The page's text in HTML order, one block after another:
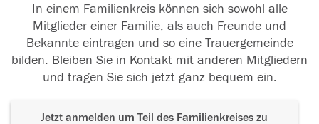
In einem Familienkreis können sich sowohl alle
Mitglieder einer Familie, als auch Freunde und
Bekannte eintragen und so eine Trauergemeinde
bilden. Bleiben Sie in Kontakt mit anderen Mitgliedern
und tragen Sie sich jetzt ganz bequem ein.
Jetzt anmelden um Teil des Familienkreises zu